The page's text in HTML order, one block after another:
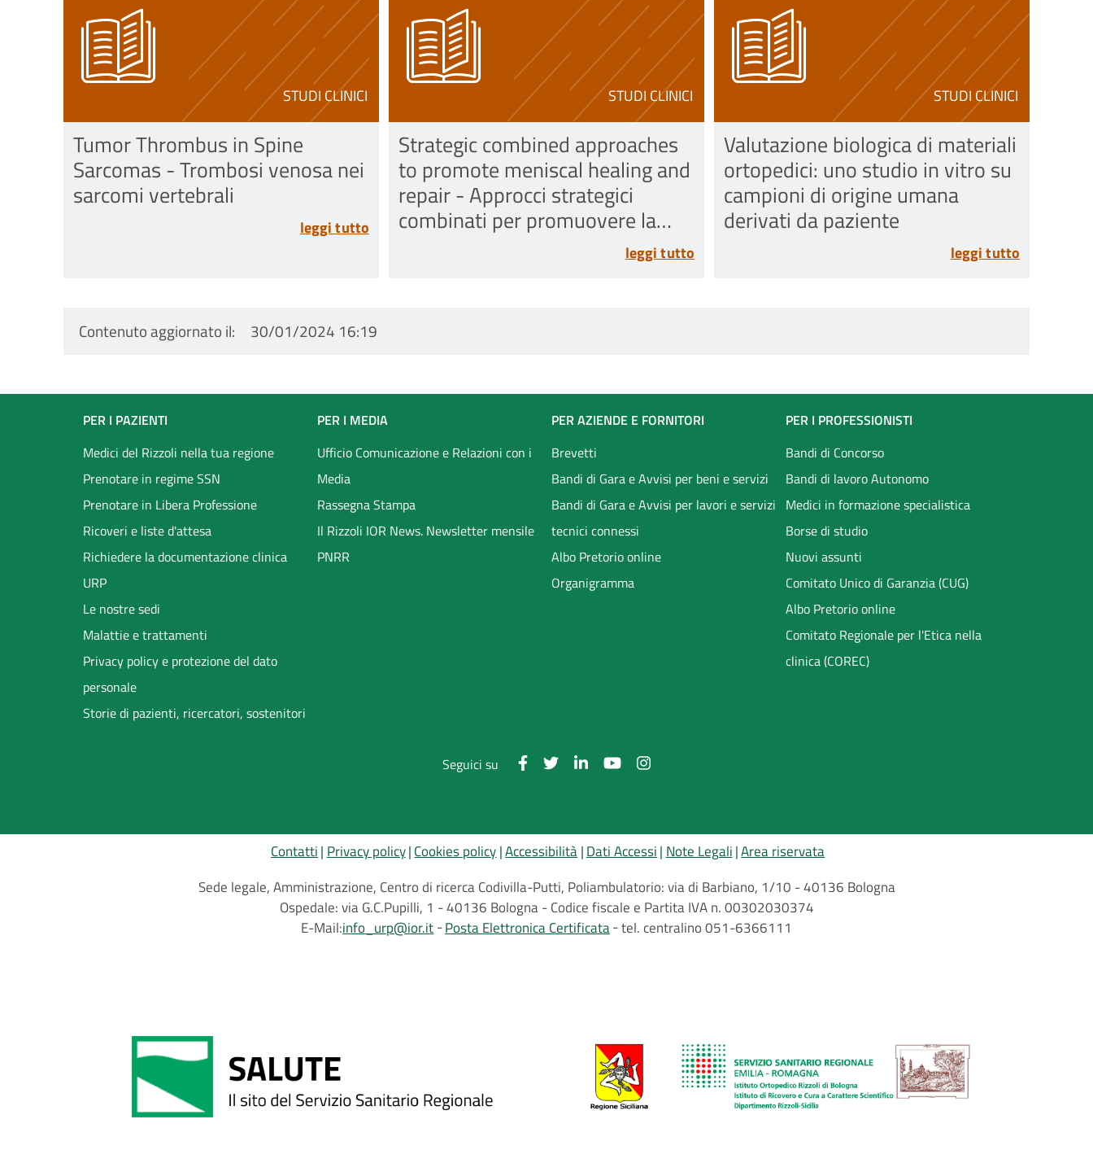
STUDI CLINICI
Tumor Thrombus in Spine
Sarcomas - Trombosi venosa nei
sarcomi vertebrali
leggi tutto
STUDI CLINICI
Strategic combined approaches
to promote meniscal healing and
repair - Approcci strategici
combinati per promuovere la
guarigione e la riparazione del
leggi tutto
STUDI CLINICI
Valutazione biologica di materiali
ortopedici: uno studio in vitro su
campioni di origine umana
derivati da paziente
leggi tutto
Contenuto aggiornato il 30/01/2024 16:19
Footer
menu
PER I PAZIENTI
Medici del Rizzoli nella tua regione
Prenotare in regime SSN
Prenotare in Libera Professione
Ricoveri e liste d'attesa
Richiedere la documentazione clinica
URP
Le nostre sedi
Malattie e trattamenti
Privacy policy e protezione del dato
personale
Storie di pazienti, ricercatori, sostenitori
PER I MEDIA
Ufficio Comunicazione e Relazioni con i
Media
Rassegna Stampa
Il Rizzoli IOR News. Newsletter mensile
PNRR
PER AZIENDE E FORNITORI
Brevetti
Bandi di Gara e Avvisi per beni e servizi
Bandi di Gara e Avvisi per lavori e servizi
tecnici connessi
Albo Pretorio online
Organigramma
PER I PROFESSIONISTI
Bandi di Concorso
Bandi di lavoro Autonomo
Medici in formazione specialistica
Borse di studio
Nuovi assunti
Comitato Unico di Garanzia (CUG)
Albo Pretorio online
Comitato Regionale per l'Etica nella
clinica (COREC)
Seguici su
Contatti Privacy policy Cookies policy Accessibilità Dati Accessi Note Legali Area riservata
Sede legale, Amministrazione, Centro di ricerca Codivilla-Putti, Poliambulatorio: via di Barbiano, 1/10 - 40136 Bologna
Ospedale: via G.C.Pupilli, 1 - 40136 Bologna - Codice fiscale e Partita IVA n. 00302030374
E-Mail:info_urp@ior.it Posta Elettronica Certificata tel. centralino 051-6366111